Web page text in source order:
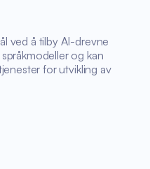
ved å tilby AI-drevne
og kan
for utvikling av